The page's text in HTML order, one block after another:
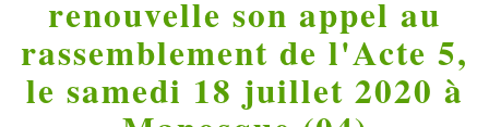
renouvelle son appel au
rassemblement de l'Acte 5,
le samedi 18 juillet 2020 à